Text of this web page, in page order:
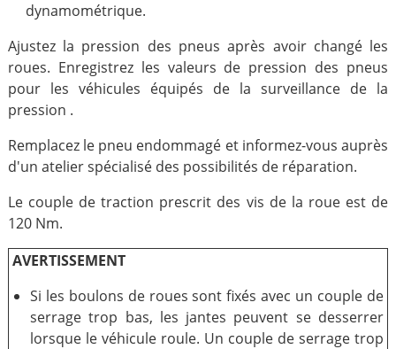
dynamométrique.
Ajustez la pression des pneus après avoir changé les
roues. Enregistrez les valeurs de pression des pneus
pour les véhicules équipés de la surveillance de la
pression .
Remplacez le pneu endommagé et informez-vous auprès
d'un atelier spécialisé des possibilités de réparation.
Le couple de traction prescrit des vis de la roue est de
120 Nm.
AVERTISSEMENT
Si les boulons de roues sont fixés avec un couple de
serrage trop bas, les jantes peuvent se desserrer
lorsque le véhicule roule. Un couple de serrage trop